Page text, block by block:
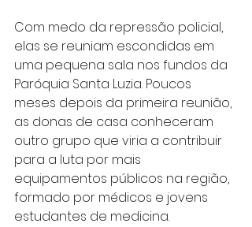
Com medo da repressão policial,
elas se reuniam escondidas em
uma pequena sala nos fundos da
Paróquia Santa Luzia. Poucos
meses depois da primeira reunião,
as donas de casa conheceram
outro grupo que viria a contribuir
para a luta por mais
equipamentos públicos na região,
formado por médicos e jovens
estudantes de medicina.